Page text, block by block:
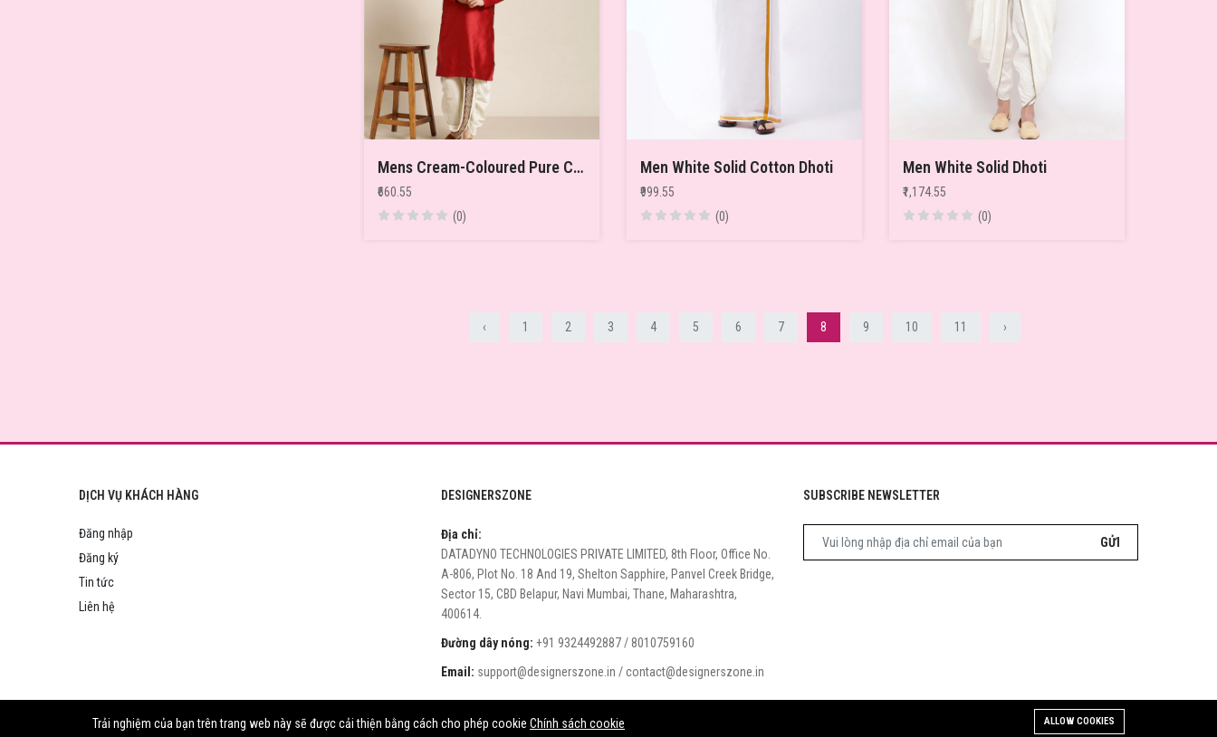
Mens Cream-Coloured Pure Cotton Double Layer Dhoti Gold Zari Border
₹660.55
(0)
Men White Solid Cotton Dhoti
₹999.55
(0)
Men White Solid Dhoti
₹1,174.55
(0)
‹ 1 2 3 4 5 6 7 8 9 10 11 ›
DỊCH VỤ KHÁCH HÀNG
Đăng nhập
Đăng ký
Tin tức
Liên hệ
DESIGNERSZONE
Địa chỉ:
DATADYNO TECHNOLOGIES PRIVATE LIMITED, 8th Floor, Office No.
A-806, Plot No. 18 And 19, Shelton Sapphire, Panvel Creek Bridge,
Sector 15, CBD Belapur, Navi Mumbai, Thane, Maharashtra,
400614.
Đường dây nóng: +91 9324492887 / 8010759160
Email: support@designerszone.in / contact@designerszone.in
SUBSCRIBE NEWSLETTER
GỬI
Trải nghiệm của bạn trên trang web này sẽ được cải thiện bằng cách cho phép cookie Chính sách cookie ALLOW COOKIES